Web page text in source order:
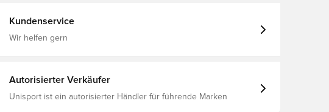
Kundenservice
Wir helfen gern
Autorisierter Verkäufer
Unisport ist ein autorisierter Händler für führende Marken